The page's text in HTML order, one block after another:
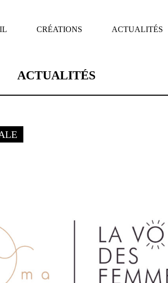
CRÉATIONS ACTUALITÉS
ACTUALITÉS